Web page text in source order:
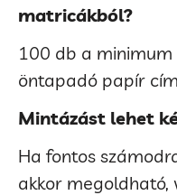
matricákból?
100 db a
öntapadó papír
Mintázást lehet
Ha fontos
akkor megoldható,